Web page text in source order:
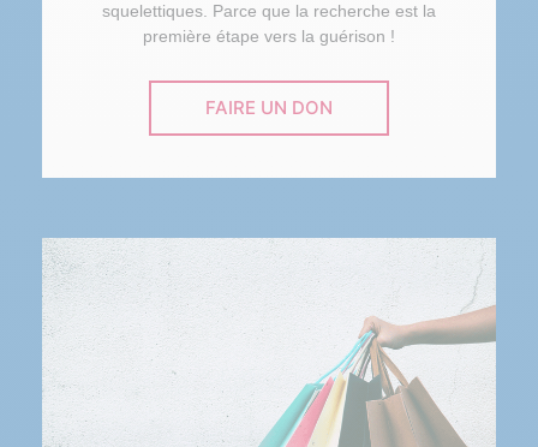
squelettiques. Parce que la recherche est la
première étape vers la guérison !
FAIRE UN DON